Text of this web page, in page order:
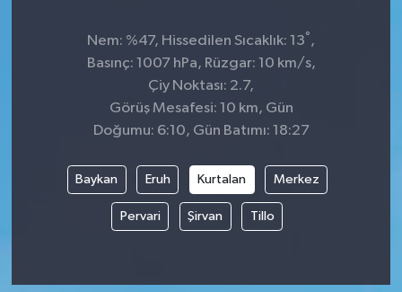
Nem: %47, Hissedilen Sıcaklık: 13° ,
Basınç: 1007 hPa, Rüzgar: 10 km/s,
Çiy Noktası: 2.7,
Görüş Mesafesi: 10 km, Gün
Doğumu: 6:10, Gün Batımı: 18:27
Baykan Eruh Kurtalan Merkez
Pervari Şirvan Tillo